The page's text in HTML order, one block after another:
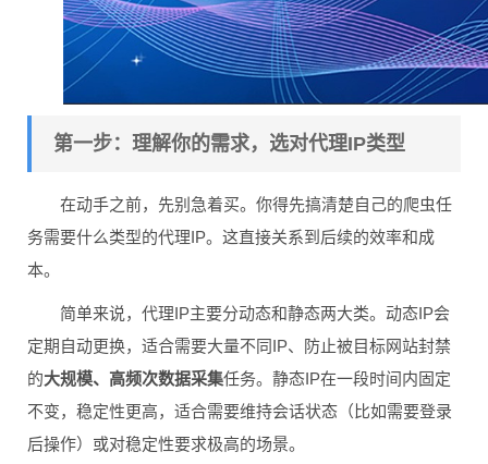
第一步：理解你的需求，选对代理IP类型
在动手之前，先别急着买。你得先搞清楚自己的爬虫任
务需要什么类型的代理IP。这直接关系到后续的效率和成
本。
简单来说，代理IP主要分动态和静态两大类。动态IP会
定期自动更换，适合需要大量不同IP、防止被目标网站封禁
的大规模、高频次数据采集任务。静态IP在一段时间内固定
不变，稳定性更高，适合需要维持会话状态（比如需要登录
后操作）或对稳定性要求极高的场景。